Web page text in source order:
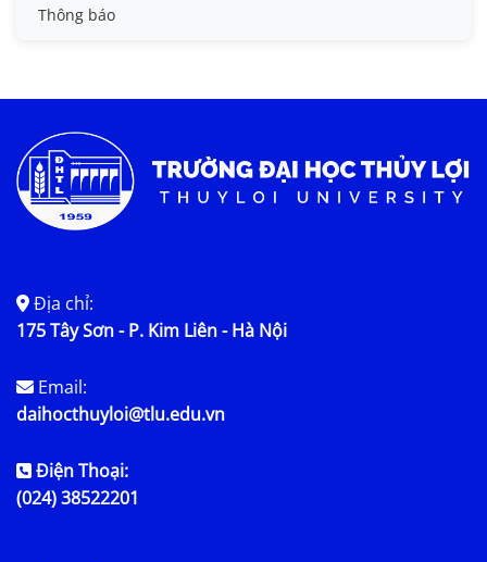
Tin đào tạo
Tin tức chung
Thông báo
Địa chỉ:
175 Tây Sơn - P. Kim Liên - Hà Nội
Email:
daihocthuyloi@tlu.edu.vn
Điện Thoại:
(024) 38522201